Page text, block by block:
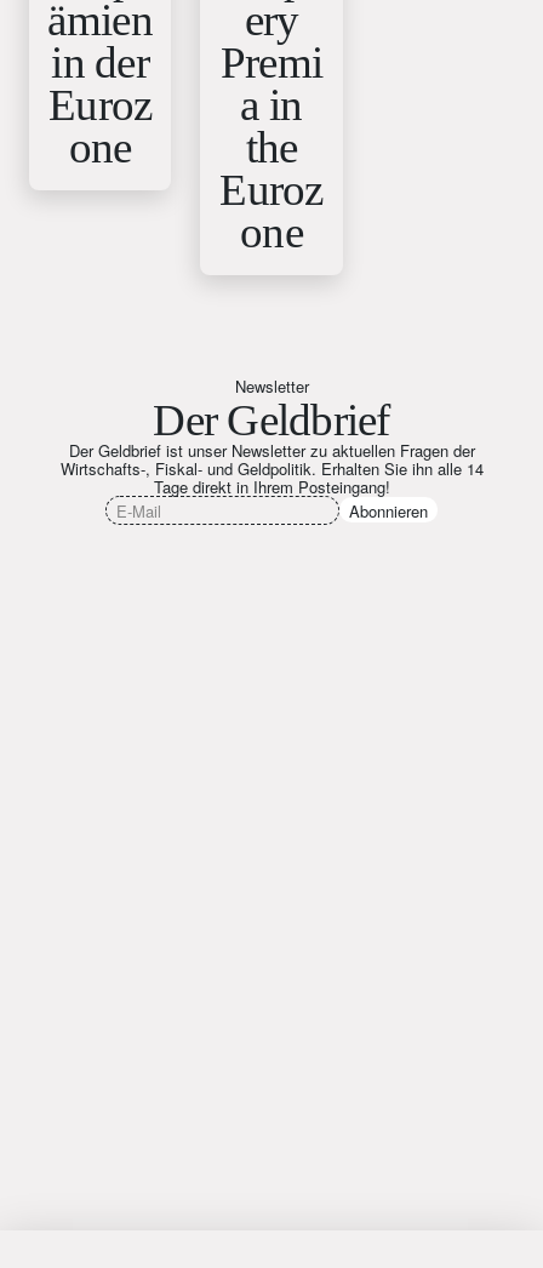
ämien
in der
Euroz
one
ery
Premi
a in
the
Euroz
one
Newsletter
Der Geldbrief
Der Geldbrief ist unser Newsletter zu aktuellen Fragen der
Wirtschafts-, Fiskal- und Geldpolitik. Erhalten Sie ihn alle 14
Tage direkt in Ihrem Posteingang!